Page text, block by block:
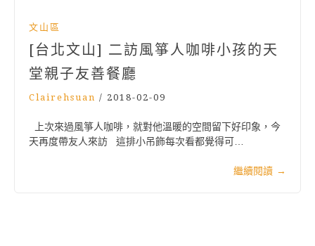
文山區
[台北文山] 二訪風箏人咖啡小孩的天
堂親子友善餐廳
Clairehsuan / 2018-02-09
上次來過風箏人咖啡，就對他溫暖的空間留下好印象，今
天再度帶友人來訪 這排小吊飾每次看都覺得可…
繼續閱讀 →